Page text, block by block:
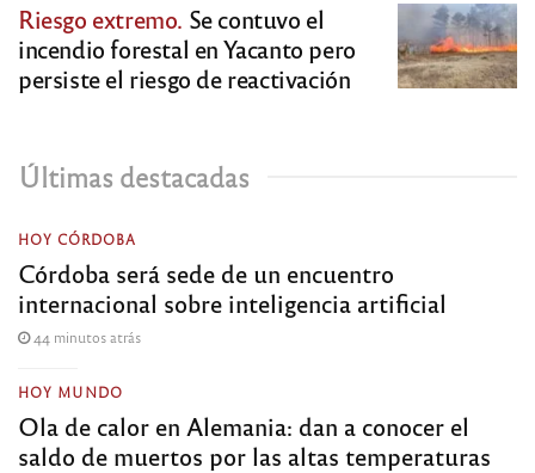
Riesgo extremo. Se contuvo el
incendio forestal en Yacanto pero
persiste el riesgo de reactivación
Últimas destacadas
HOY CÓRDOBA
Córdoba será sede de un encuentro
internacional sobre inteligencia artificial
44 minutos atrás
HOY MUNDO
Ola de calor en Alemania: dan a conocer el
saldo de muertos por las altas temperaturas